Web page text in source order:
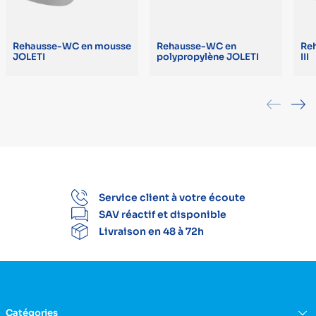
Rehausse-WC en mousse
JOLETI
Rehausse-WC en
polypropylène JOLETI
III
Service client à votre écoute
SAV réactif et disponible
Livraison en 48 à 72h
Catégories